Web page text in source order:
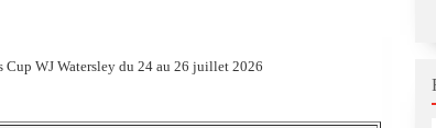
Cup WJ Watersley du 24 au 26 juillet 2026